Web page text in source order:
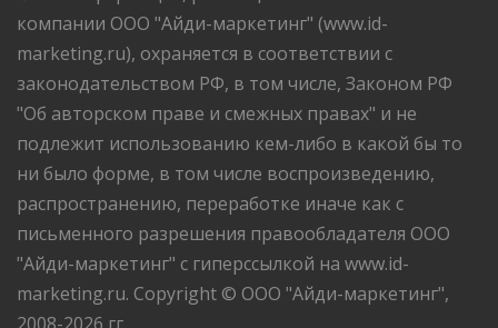
компании ООО "Айди-маркетинг" (www.id-
marketing.ru), охраняется в соответствии с
законодательством РФ, в том числе, Законом РФ
"Об авторском праве и смежных правах" и не
подлежит использованию кем-либо в какой бы то
ни было форме, в том числе воспроизведению,
распространению, переработке иначе как с
письменного разрешения правообладателя ООО
"Айди-маркетинг" с гиперссылкой на www.id-
marketing.ru. Copyright © ООО "Айди-маркетинг",